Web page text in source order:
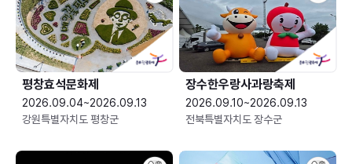
평창효석문화제
2026.09.04~2026.09.13
강원특별자치도 평창군
장수한우랑사과랑축제
2026.09.10~2026.09.13
전북특별자치도 장수군